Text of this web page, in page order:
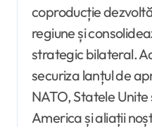
coproducție
regiune și
strategic bilateral.
securiza lanțul de
NATO, Statele
America și aliații